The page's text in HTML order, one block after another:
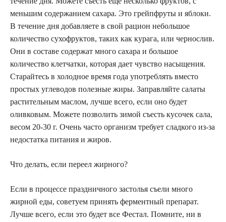
меньшим содержанием сахара. Это грейпфруты и яблоки.
В течение дня добавляете в свой рацион небольшое
количество сухофруктов, таких как курага, или чернослив.
Они в составе содержат много сахара и большое
количество клетчатки, которая дает чувство насыщения.
Старайтесь в холодное время года употреблять вместо
простых углеводов полезные жиры. Заправляйте салаты
растительным маслом, лучше всего, если оно будет
оливковым. Можете позволить зимой съесть кусочек сала,
весом 20-30 г. Очень часто организм требует сладкого из-за
недостатка питания и жиров.
Что делать, если переел жирного?
Если в процессе праздничного застолья съели много
жирной еды, советуем принять ферментный препарат.
Лучше всего, если это будет все Фестал. Помните, ни в